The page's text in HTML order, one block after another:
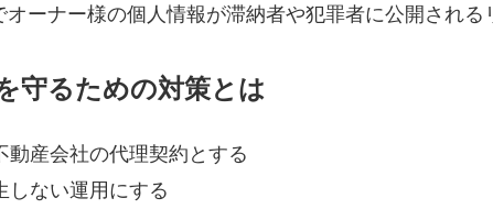
ーナー様の個人情報が滞納者や犯罪者に公開される
守るための対策とは
産会社の代理契約とする
しない運用にする